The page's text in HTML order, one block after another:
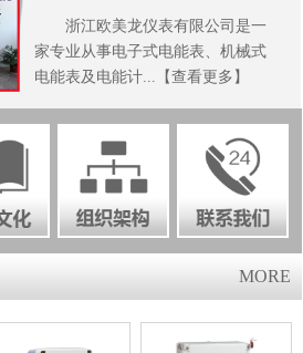
浙江欧美龙仪表有限公司是一
家专业从事电子式电能表、机械式
电能表及电能计...【查看更多】
MORE